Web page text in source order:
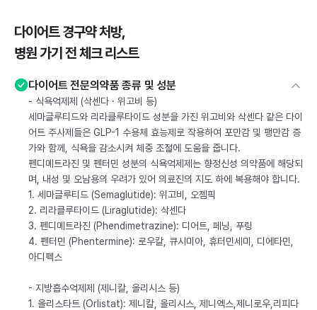
다이어트 경구약 처방,
병원 가기 전 체크 리스트
다이어트 전문의약품 종류 및 성분
- 식욕억제제 (삭센다 · 위고비 등)
세마글루티드와 리라클루타이드 성분을 가진 위고비와 삭센다 같은 다이
어트 주사제들은 GLP-1 수용체 효능제로 작용하여 포만감 및 팽만감 증
가와 함께, 식욕을 감소시켜 체중 조절에 도움을 줍니다.
펜디메트라진 및 펜터민 성분의 식욕억제제는 향정신성 의약품에 해당되
며, 내성 및 오남용의 우려가 있어 의료진의 지도 하에 복용해야 합니다.
1. 세마글루티드 (Semaglutide): 위고비, 오젬픽
2. 리라클루타이드 (Liraglutide): 삭센다
3. 펜디메트라진 (Phendimetrazine): 디어트, 페닝, 푸링
4. 펜터민 (Phentermine): 로우칼, 큐시미아, 휴터민세미, 디에타민,
아디펙스
- 지방흡수억제제 (제니칼, 올리시스 등)
1. 올리스타트 (Orlistat): 제니칼, 올리시스, 제니엑스,제니로우,리피다